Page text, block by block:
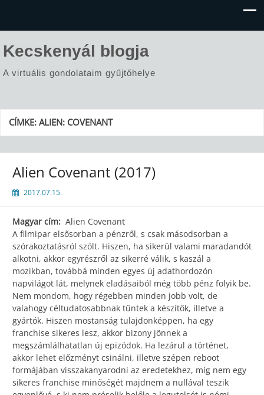
Kecskenyál blogja
A virtuális gondolataim gyűjtőhelye
CÍMKE:ALIEN: COVENANT
Alien Covenant (2017)
2017.07.15.
Magyar cím: Alien Covenant
A filmipar elsősorban a pénzről, s csak másodsorban a
szórakoztatásról szólt. Hiszen, ha sikerül valami maradandót
alkotni, akkor egyrészről az sikerré válik, s kaszál a
mozikban, továbbá minden egyes új adathordozón
napvilágot lát, melynek eladásaiból még több pénz folyik be.
Nem mondom, hogy régebben minden jobb volt, de
valahogy céltudatosabbnak tűntek a készítők, illetve a
gyártók. Hiszen mostanság tulajdonképpen, ha egy
franchise sikeres lesz, akkor bizony jönnek a
megszámlálhatatlan új epizódok. Ha lezárul a történet,
akkor lehet előzményt csinálni, illetve szépen reboot
formájában visszakanyarodni az eredetekhez, míg nem egy
sikeres franchise minőségét majdnem a nullával teszik